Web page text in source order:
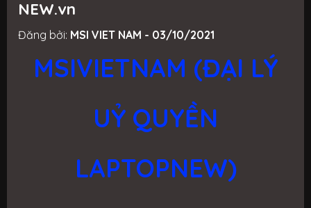
NEW.vn
Đăng bởi: MSI VIET NAM - 03/10/2021
MSIVIETNAM (ĐẠI LÝ
UỶ QUYỀN
LAPTOPNEW)